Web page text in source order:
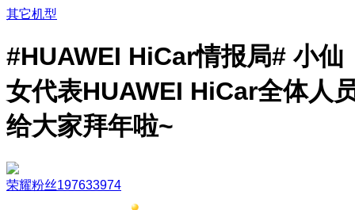
其它机型
#HUAWEI HiCar情报局# 小仙
女代表HUAWEI HiCar全体人
给大家拜年啦~
荣耀粉丝197633974